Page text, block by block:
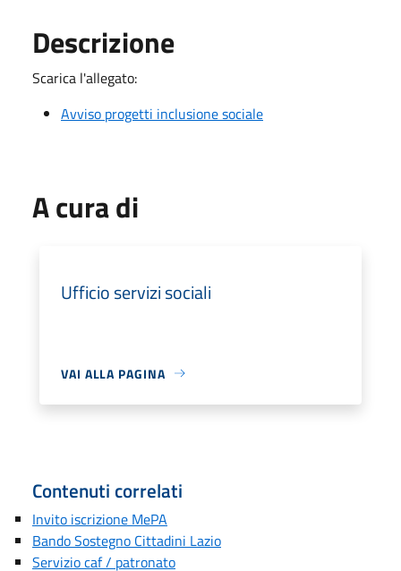
Descrizione
Scarica l'allegato:
Avviso progetti inclusione sociale
A cura di
Ufficio servizi sociali
VAI ALLA PAGINA
Contenuti correlati
Invito iscrizione MePA
Bando Sostegno Cittadini Lazio
Servizio caf / patronato